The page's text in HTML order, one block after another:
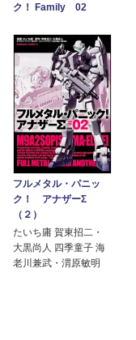
ク！ Family 02
フルメタル・パニッ
ク！ アナザーΣ
（２）
たいち庸 賀東招二・
大黒尚人 四季童子 海
老川兼武・渭原敏明